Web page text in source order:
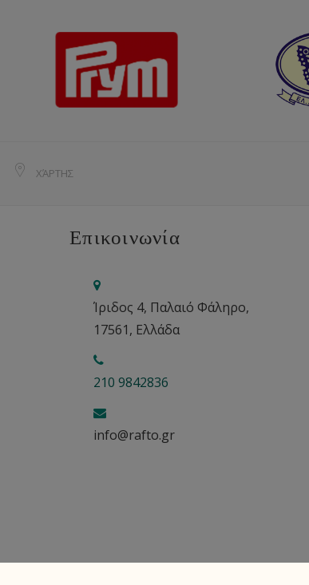
ΧΆΡΤΗΣ
Επικοινωνία
Ίριδος 4, Παλαιό Φάληρο,
17561, Ελλάδα
210 9842836
info@rafto.gr